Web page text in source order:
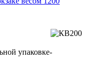
упаковке-